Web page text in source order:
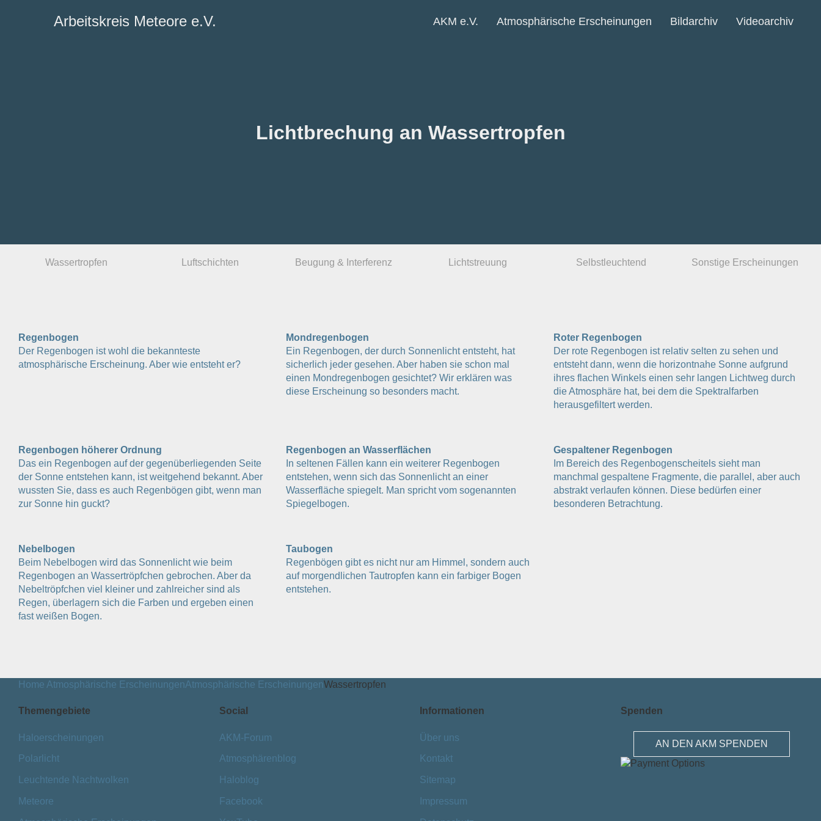
Arbeitskreis Meteore e.V. AKM e.V. Atmosphärische Erscheinungen Bildarchiv Videoarchiv
Lichtbrechung an Wassertropfen
Wassertropfen Luftschichten Beugung & Interferenz Lichtstreuung Selbstleuchtend Sonstige Erscheinungen
Regenbogen
Der Regenbogen ist wohl die bekannteste
atmosphärische Erscheinung. Aber wie entsteht er?
Mondregenbogen
Ein Regenbogen, der durch Sonnenlicht entsteht, hat
sicherlich jeder gesehen. Aber haben sie schon mal
einen Mondregenbogen gesichtet? Wir erklären was
diese Erscheinung so besonders macht.
Roter Regenbogen
Der rote Regenbogen ist relativ selten zu sehen und
entsteht dann, wenn die horizontnahe Sonne aufgrund
ihres flachen Winkels einen sehr langen Lichtweg durch
die Atmosphäre hat, bei dem die Spektralfarben
herausgefiltert werden.
Regenbogen höherer Ordnung
Das ein Regenbogen auf der gegenüberliegenden Seite
der Sonne entstehen kann, ist weitgehend bekannt. Aber
wussten Sie, dass es auch Regenbögen gibt, wenn man
zur Sonne hin guckt?
Regenbogen an Wasserflächen
In seltenen Fällen kann ein weiterer Regenbogen
entstehen, wenn sich das Sonnenlicht an einer
Wasserfläche spiegelt. Man spricht vom sogenannten
Spiegelbogen.
Gespaltener Regenbogen
Im Bereich des Regenbogenscheitels sieht man
manchmal gespaltene Fragmente, die parallel, aber auch
abstrakt verlaufen können. Diese bedürfen einer
besonderen Betrachtung.
Nebelbogen
Beim Nebelbogen wird das Sonnenlicht wie beim
Regenbogen an Wassertröpfchen gebrochen. Aber da
Nebeltröpfchen viel kleiner und zahlreicher sind als
Regen, überlagern sich die Farben und ergeben einen
fast weißen Bogen.
Taubogen
Regenbögen gibt es nicht nur am Himmel, sondern auch
auf morgendlichen Tautropfen kann ein farbiger Bogen
entstehen.
Home Atmosphärische ErscheinungenAtmosphärische ErscheinungenWassertropfen
Themengebiete
Haloerscheinungen
Polarlicht
Leuchtende Nachtwolken
Meteore
Social
AKM-Forum
Atmosphärenblog
Haloblog
Facebook
Informationen
Über uns
Kontakt
Sitemap
Impressum
Spenden
AN DEN AKM SPENDEN